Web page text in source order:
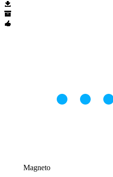
Magneto